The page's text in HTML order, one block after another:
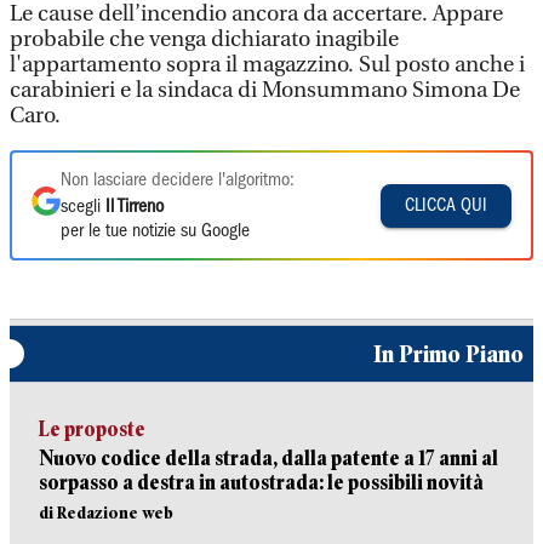
Le cause dell’incendio ancora da accertare. Appare
probabile che venga dichiarato inagibile
l'appartamento sopra il magazzino. Sul posto anche i
carabinieri e la sindaca di Monsummano Simona De
Caro.
Non lasciare decidere l'algoritmo:
scegli
Il Tirreno
per le tue notizie su Google
CLICCA QUI
In Primo Piano
Le proposte
Nuovo codice della strada, dalla patente a 17 anni al
sorpasso a destra in autostrada: le possibili novità
di Redazione web